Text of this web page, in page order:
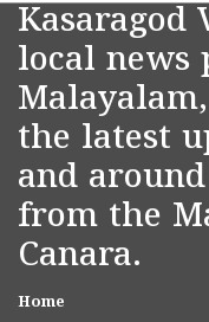
local news
the latest
and
from the
Canara.
Home